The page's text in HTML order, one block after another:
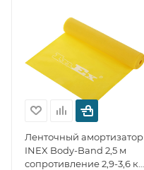
Ленточный амортизатор
INEX Body-Band 2,5 м
сопротивление 2,9-3,6 кг